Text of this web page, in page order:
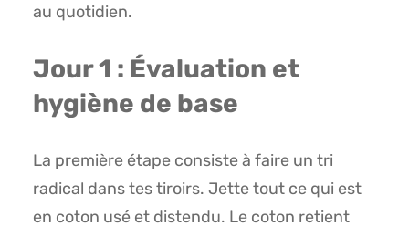
au quotidien.
Jour 1 : Évaluation et
hygiène de base
La première étape consiste à faire un tri
radical dans tes tiroirs. Jette tout ce qui est
en coton usé et distendu. Le coton retient